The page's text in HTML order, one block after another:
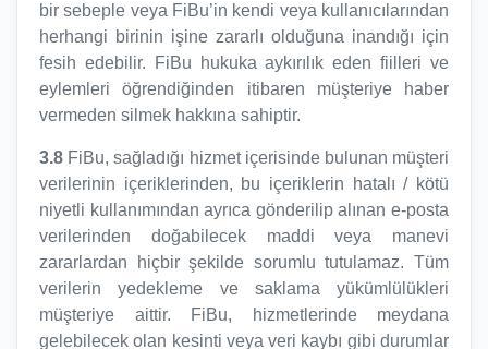
bir sebeple veya FiBu’in kendi veya kullanıcılarından
herhangi birinin işine zararlı olduğuna inandığı için
fesih edebilir. FiBu hukuka aykırılık eden fiilleri ve
eylemleri öğrendiğinden itibaren müşteriye haber
vermeden silmek hakkına sahiptir.
3.8 FiBu, sağladığı hizmet içerisinde bulunan müşteri
verilerinin içeriklerinden, bu içeriklerin hatalı / kötü
niyetli kullanımından ayrıca gönderilip alınan e-posta
verilerinden doğabilecek maddi veya manevi
zararlardan hiçbir şekilde sorumlu tutulamaz. Tüm
verilerin yedekleme ve saklama yükümlülükleri
müşteriye aittir. FiBu, hizmetlerinde meydana
gelebilecek olan kesinti veya veri kaybı gibi durumlar